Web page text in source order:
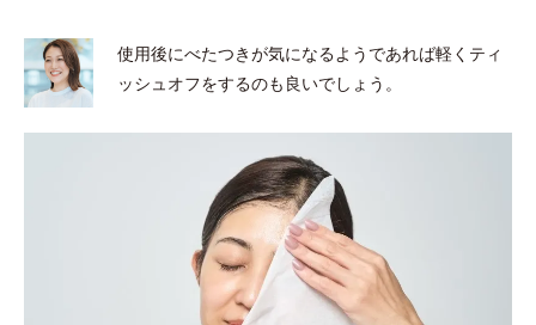
使用後にべたつきが気になるようであれば軽くティ
ッシュオフをするのも良いでしょう。